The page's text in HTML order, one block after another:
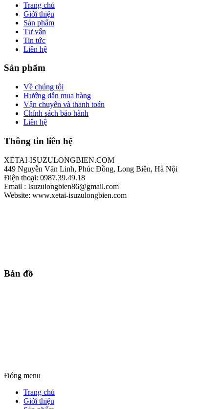
Trang chủ
Giới thiệu
Sản phẩm
Tư vấn
Tin tức
Liên hệ
Sản phẩm
Về chúng tôi
Hướng dẫn mua hàng
Vận chuyển và thanh toán
Chính sách bảo hành
Liên hệ
Thông tin liên hệ
XETAI-ISUZULONGBIEN.COM
449 Nguyễn Văn Linh, Phúc Đồng, Long Biên, Hà Nội
Điện thoại: 0987.39.49.18
Email : Isuzulongbien86@gmail.com
Website: www.xetai-isuzulongbien.com
Bản đồ
Đóng menu
Trang chủ
Giới thiệu